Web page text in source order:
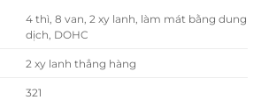
4 thì, 8 van, 2 xy lanh, làm mát bằng dung
dịch, DOHC
2 xy lanh thẳng hàng
321